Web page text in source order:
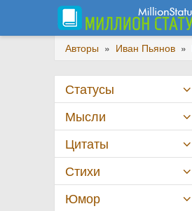
Авторы » Иван Пьянов »
Статусы
Мысли
Цитаты
Стихи
Юмор